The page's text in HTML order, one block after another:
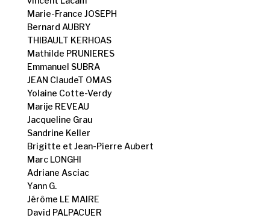
Marie-France JOSEPH
Bernard AUBRY
THIBAULT KERHOAS
Mathilde PRUNIERES
Emmanuel SUBRA
JEAN ClaudeT OMAS
Yolaine Cotte-Verdy
Marije REVEAU
Jacqueline Grau
Sandrine Keller
Brigitte et Jean-Pierre Aubert
Marc LONGHI
Adriane Asciac
Yann G.
Jérôme LE MAIRE
David PALPACUER